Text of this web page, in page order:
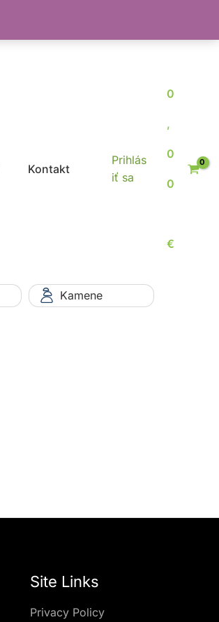
Kontakt
Prihlás
iť sa
0
,
0
0
€
Kamene
Site Links
Privacy Policy